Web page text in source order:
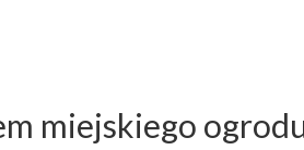
miejskiego